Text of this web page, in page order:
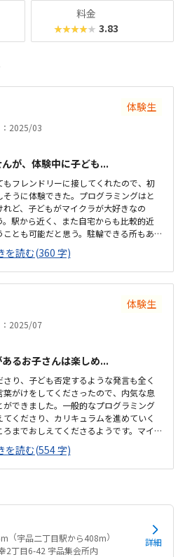
料金
★★★★★ 3.83
体験生
2025/03
が、体験中に子ども...
フレンドリーに接してくれたので、初
うに体験できた。プログラミングはと
ど、子どもがマイクラが大好きなの
駅から近く、また自宅からも比較的近
とも可能だと思う。駐輪できる所もあ
夫そう。体験は普段使われている教室
で、実際どういう環境なのかは入ってみ
そうだと思う。プログラミングは他の習
では比較的お手頃だし、PCの貸出費用
絡をいただけてとても安心でしたし、勧
たです。
を読む(360 字)
体験生
2025/07
るお子さんは楽しめ...
り、子ども否定するような発言も全く
がけをしてくださったので、内気な息
できました。一般的なプログラミング
くださり、カリキュラムを進めていく
までおしえてくださるようです。マイ
って楽しくプログラミングを学べるとは
生くらいからはじめると、理解が早く
た。教室近くの駐車場が空いていない
しスペースを借りて授業をしていると
2回定められた日にオンラインで行なう
ていると受講できないので、あらかじ
。料金は90分40...
を読む(554 字)
（宇品二丁目駅から408m）
2丁目6-42 宇品集会所内
詳細